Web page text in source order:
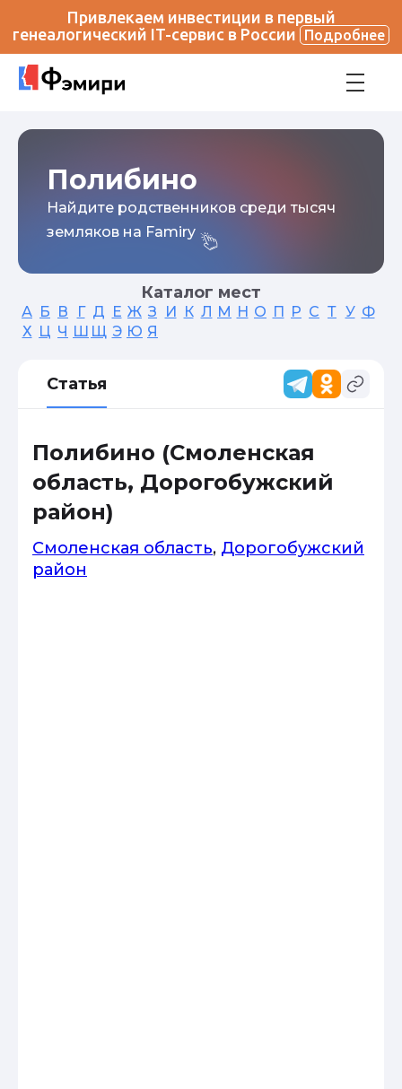
Привлекаем инвестиции в первый
генеалогический IT-сервис в России
Подробнее
Полибино
Найдите родственников среди тысяч
земляков на Famiry
Каталог мест
А Б В Г Д Е Ж З И К Л М Н О П Р С Т У Ф
Х Ц Ч Ш Щ Э Ю Я
Статья
Полибино (Смоленская
область, Дорогобужский
район)
Смоленская область, Дорогобужский
район